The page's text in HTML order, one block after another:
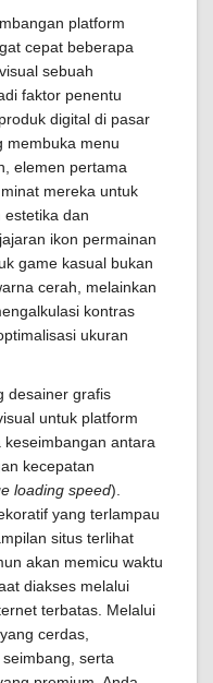
platform
cepat beberapa
sebuah
faktor penentu
digital di pasar
membuka menu
elemen pertama
mereka untuk
estetika dan
ikon permainan
game kasual bukan
cerah, melainkan
kontras
ukuran
desainer grafis
untuk platform
antara
kecepatan
loading speed).
yang terlampau
situs terlihat
akan memicu waktu
diakses melalui
terbatas. Melalui
cerdas,
serta